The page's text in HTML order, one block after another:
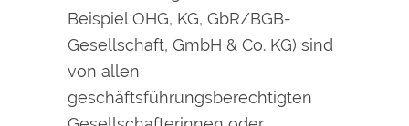
Beispiel OHG, KG, GbR/BGB-
Gesellschaft, GmbH & Co. KG) sind
von allen
geschäftsführungsberechtigten